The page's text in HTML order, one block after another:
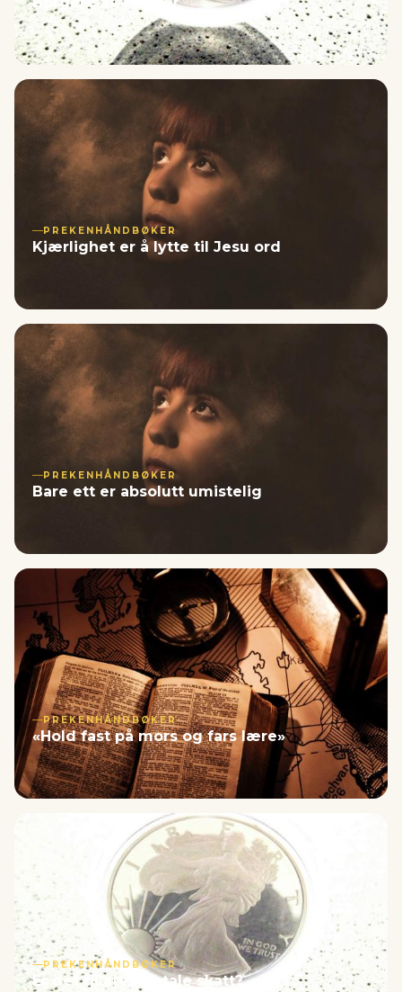
PREKENHÅNDBØKER
Kjærlighet er å lytte til Jesu ord
PREKENHÅNDBØKER
Bare ett er absolutt umistelig
PREKENHÅNDBØKER
«Hold fast på mors og fars lære»
PREKENHÅNDBØKER
Er det tillatt å betale skatt?